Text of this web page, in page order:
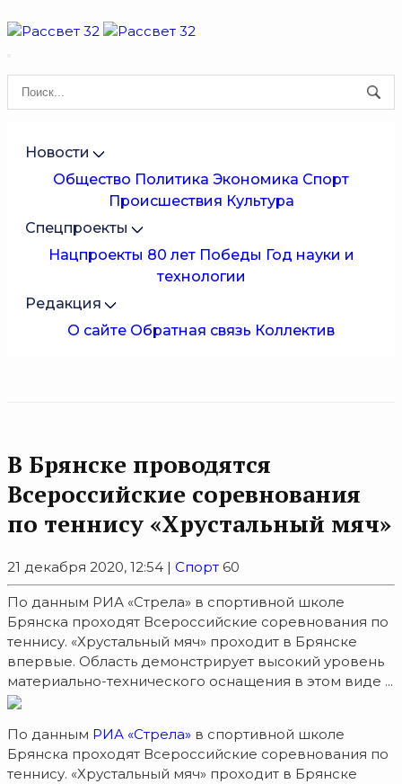
Новости
Общество Политика Экономика Спорт
Происшествия Культура
Спецпроекты
Нацпроекты 80 лет Победы Год науки и
технологии
Редакция
О сайте Обратная связь Коллектив
В Брянске проводятся
Всероссийские соревнования
по теннису «Хрустальный мяч»
21 декабря 2020, 12:54 | Спорт 60
По данным РИА «Стрела» в спортивной школе
Брянска проходят Всероссийские соревнования по
теннису. «Хрустальный мяч» проходит в Брянске
впервые. Область демонстрирует высокий уровень
материально-технического оснащения в этом виде ...
По данным РИА «Стрела» в спортивной школе
Брянска проходят Всероссийские соревнования по
теннису. «Хрустальный мяч» проходит в Брянске